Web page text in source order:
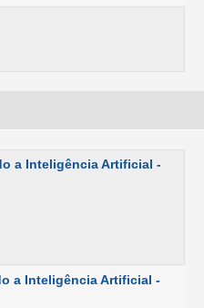
a Inteligência Artificial -
a Inteligência Artificial -